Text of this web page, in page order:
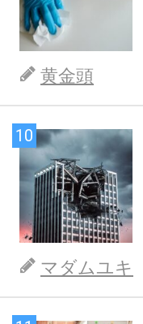
黄金頭
10
マダムユキ